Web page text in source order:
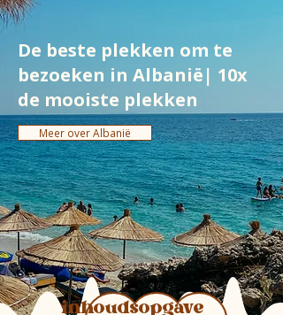
De beste plekken om te
bezoeken in Albanië| 10x
de mooiste plekken
Meer over Albanië
inhoudsopgave